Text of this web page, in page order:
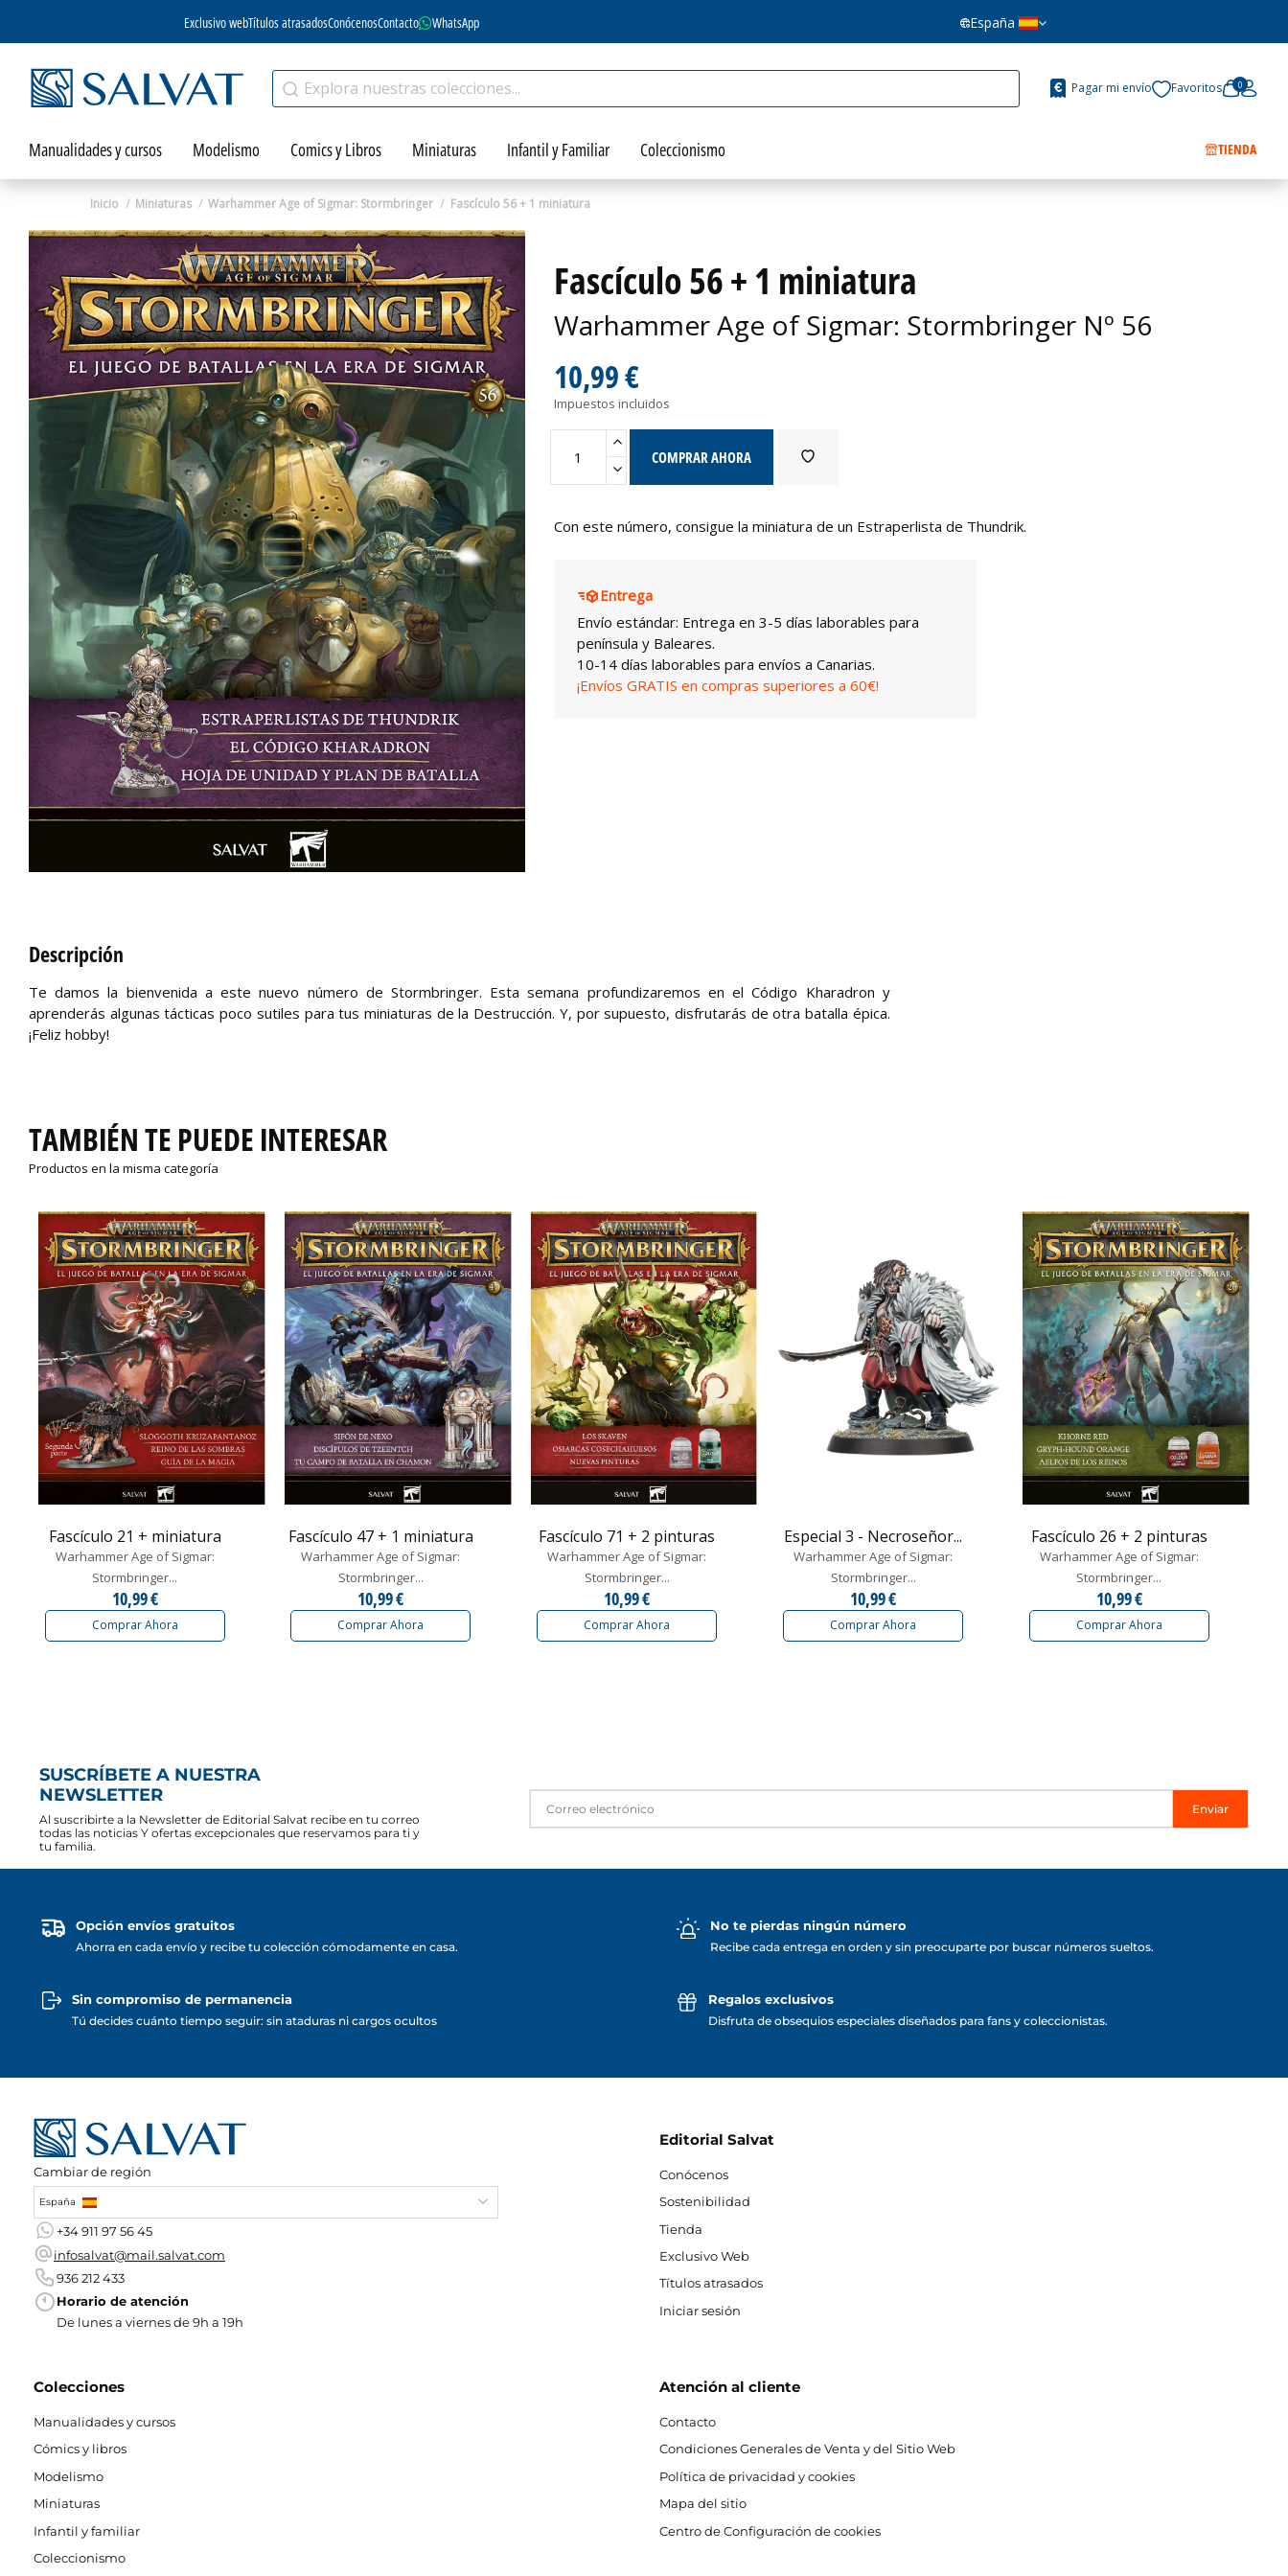
Exclusivo webTítulos atrasadosConócenosContacto WhatsApp España
Pagar mi envío Favoritos 0
Manualidades y cursos Modelismo Comics y Libros Miniaturas Infantil y Familiar Coleccionismo TIENDA
Inicio Miniaturas Warhammer Age of Sigmar: Stormbringer Fascículo 56 + 1 miniatura
Zoom
Fascículo 56 + 1 miniatura
Warhammer Age of Sigmar: Stormbringer Nº 56
10,99 €
Impuestos incluidos
COMPRAR AHORA
Con este número, consigue la miniatura de un Estraperlista de Thundrik.
Entrega
Envío estándar: Entrega en 3-5 días laborables para
península y Baleares.
10-14 días laborables para envíos a Canarias.
¡Envíos GRATIS en compras superiores a 60€!
Descripción
Te damos la bienvenida a este nuevo número de Stormbringer. Esta semana profundizaremos en el Código Kharadron y
aprenderás algunas tácticas poco sutiles para tus miniaturas de la Destrucción. Y, por supuesto, disfrutarás de otra batalla épica.
¡Feliz hobby!
TAMBIÉN TE PUEDE INTERESAR
Productos en la misma categoría
Fascículo 21 + miniatura
Warhammer Age of Sigmar:
Stormbringer...
10,99 €
Comprar Ahora
Fascículo 47 + 1 miniatura
Warhammer Age of Sigmar:
Stormbringer...
10,99 €
Comprar Ahora
Fascículo 71 + 2 pinturas
Warhammer Age of Sigmar:
Stormbringer...
10,99 €
Comprar Ahora
Especial 3 - Necroseñor...
Warhammer Age of Sigmar:
Stormbringer...
10,99 €
Comprar Ahora
Fascículo 26 + 2 pinturas
Warhammer Age of Sigmar:
Stormbringer...
10,99 €
Comprar Ahora
SUSCRÍBETE A NUESTRA
NEWSLETTER
Al suscribirte a la Newsletter de Editorial Salvat recibe en tu correo
todas las noticias Y ofertas excepcionales que reservamos para ti y
tu familia.
Enviar
Opción envíos gratuitos
Ahorra en cada envío y recibe tu colección cómodamente en casa.
No te pierdas ningún número
Recibe cada entrega en orden y sin preocuparte por buscar números sueltos.
Sin compromiso de permanencia
Tú decides cuánto tiempo seguir: sin ataduras ni cargos ocultos
Regalos exclusivos
Disfruta de obsequios especiales diseñados para fans y coleccionistas.
Cambiar de región
España
+34 911 97 56 45
infosalvat@mail.salvat.com
936 212 433
Horario de atención
De lunes a viernes de 9h a 19h
Editorial Salvat
Conócenos
Sostenibilidad
Tienda
Exclusivo Web
Títulos atrasados
Iniciar sesión
Colecciones
Manualidades y cursos
Cómics y libros
Modelismo
Miniaturas
Infantil y familiar
Coleccionismo
Atención al cliente
Contacto
Condiciones Generales de Venta y del Sitio Web
Política de privacidad y cookies
Mapa del sitio
Centro de Configuración de cookies